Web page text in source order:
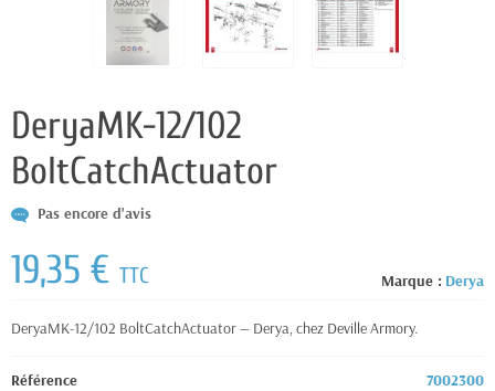
DeryaMK-12/102
BoltCatchActuator
Pas encore d'avis
Marque : Derya
19,35 € TTC
DeryaMK-12/102 BoltCatchActuator — Derya, chez Deville Armory.
Référence 7002300